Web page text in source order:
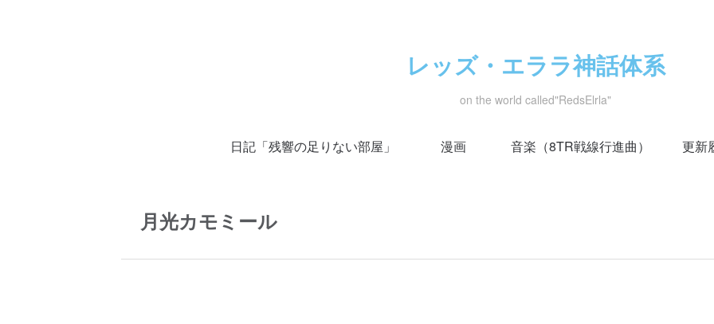
レッズ・エララ神話体系
on the world called"RedsElrla"
日記「残響の足りない部屋」 漫画 音楽（8TR戦線行進曲） 更新
月光カモミール